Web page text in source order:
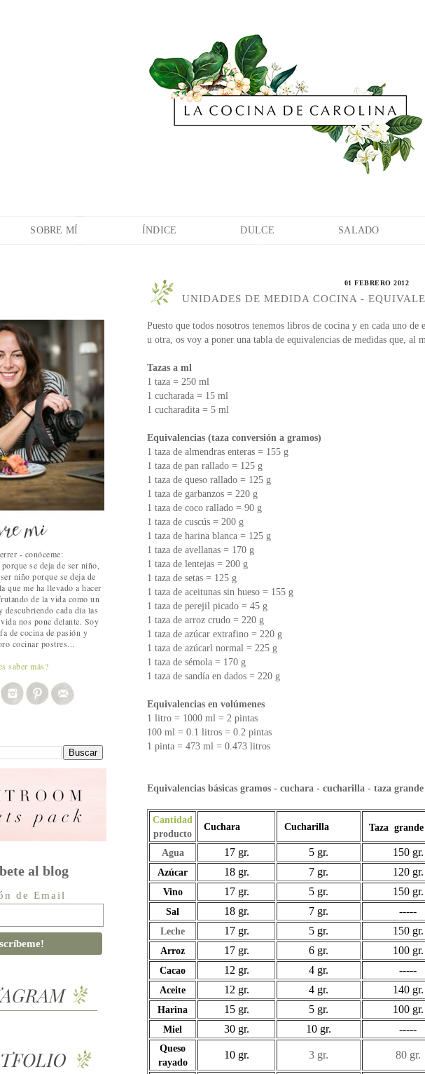
SOBRE MÍ ÍNDICE DULCE SALADO
01 FEBRERO 2012
UNIDADES DE MEDIDA COCINA -
Puesto que todos nosotros tenemos libros de cocina y en cada uno
u otra, os voy a poner una tabla de equivalencias de medidas que, al
Tazas a ml
1 taza = 250 ml
1 cucharada = 15 ml
1 cucharadita = 5 ml
Equivalencias (taza conversión a gramos)
1 taza de almendras enteras = 155 g
1 taza de pan rallado = 125 g
1 taza de queso rallado = 125 g
1 taza de garbanzos = 220 g
1 taza de coco rallado = 90 g
1 taza de cuscús = 200 g
1 taza de harina blanca = 125 g
1 taza de avellanas = 170 g
1 taza de lentejas = 200 g
1 taza de setas = 125 g
1 taza de aceitunas sin hueso = 155 g
1 taza de perejil picado = 45 g
1 taza de arroz crudo = 220 g
1 taza de azúcar extrafino = 220 g
1 taza de azúcarl normal = 225 g
1 taza de sémola = 170 g
1 taza de sandía en dados = 220 g
Equivalencias en volúmenes
1 litro = 1000 ml = 2 pintas
100 ml = 0.1 litros = 0.2 pintas
1 pinta = 473 ml = 0.473 litros
Equivalencias básicas gramos - cuchara - cucharilla - taza
Cantidad
producto
Cuchara Cucharilla Taza grande
Agua 17 gr. 5 gr. 150 gr.
Azúcar 18 gr. 7 gr. 120 gr.
Vino 17 gr. 5 gr. 150 gr.
Sal 18 gr. 7 gr. -----
Leche 17 gr. 5 gr. 150 gr.
Arroz 17 gr. 6 gr. 100 gr.
Cacao 12 gr. 4 gr. -----
Aceite 12 gr. 4 gr. 140 gr.
Harina 15 gr. 5 gr. 100 gr.
Miel 30 gr. 10 gr. -----
Queso
rayado
10 gr. 3 gr. 80 gr.
- conóceme:
se deja de ser niño,
niño porque se deja de
que me ha llevado a hacer
de la vida como un
descubriendo cada día las
nos pone delante. Soy
de cocina de pasión y
cocinar postres...
saber más?
al blog
de Email